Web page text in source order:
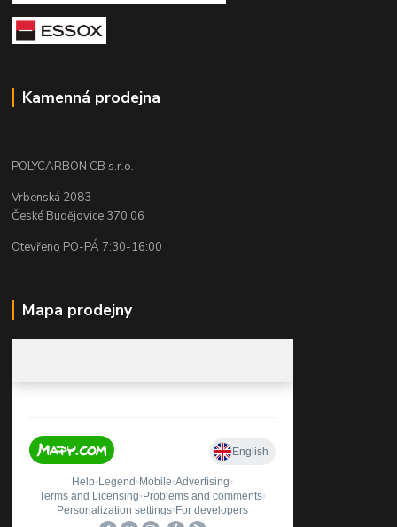
Kamenná prodejna
POLYCARBON CB s.r.o.
Vrbenská 2083
České Budějovice 370 06
Otevřeno PO-PÁ 7:30-16:00
Mapa prodejny